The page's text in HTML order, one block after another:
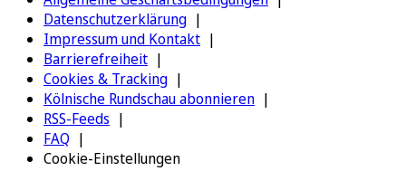
Datenschutzerklärung
Impressum und Kontakt
Barrierefreiheit
Cookies & Tracking
Kölnische Rundschau abonnieren
RSS-Feeds
FAQ
Cookie-Einstellungen